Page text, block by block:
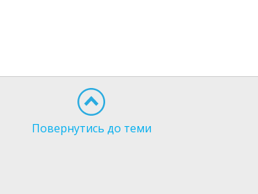
Повернутись до теми